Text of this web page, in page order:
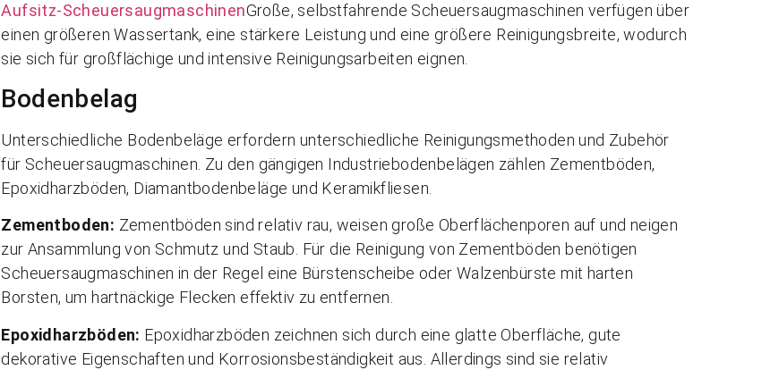
Aufsitz-ScheuersaugmaschinenGroße, selbstfahrende Scheuersaugmaschinen verfügen über
einen größeren Wassertank, eine stärkere Leistung und eine größere Reinigungsbreite, wodurch
sie sich für großflächige und intensive Reinigungsarbeiten eignen.
Bodenbelag
Unterschiedliche Bodenbeläge erfordern unterschiedliche Reinigungsmethoden und Zubehör
für Scheuersaugmaschinen. Zu den gängigen Industriebodenbelägen zählen Zementböden,
Epoxidharzböden, Diamantbodenbeläge und Keramikfliesen.
Zementboden: Zementböden sind relativ rau, weisen große Oberflächenporen auf und neigen
zur Ansammlung von Schmutz und Staub. Für die Reinigung von Zementböden benötigen
Scheuersaugmaschinen in der Regel eine Bürstenscheibe oder Walzenbürste mit harten
Borsten, um hartnäckige Flecken effektiv zu entfernen.
Epoxidharzböden: Epoxidharzböden zeichnen sich durch eine glatte Oberfläche, gute
dekorative Eigenschaften und Korrosionsbeständigkeit aus. Allerdings sind sie relativ